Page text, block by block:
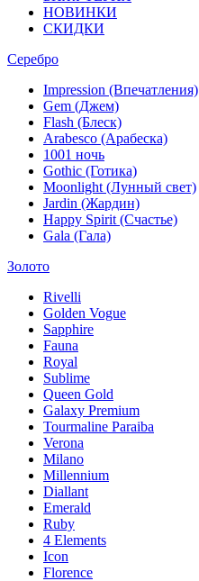
НОВИНКИ
СКИДКИ
Серебро
Impression (Впечатления)
Gem (Джем)
Flash (Блеск)
Arabesco (Арабеска)
1001 ночь
Gothic (Готика)
Moonlight (Лунный свет)
Jardin (Жардин)
Happy Spirit (Счастье)
Gala (Гала)
Золото
Rivelli
Golden Vogue
Sapphire
Fauna
Royal
Sublime
Queen Gold
Galaxy Premium
Tourmaline Paraiba
Verona
Milano
Millennium
Diallant
Emerald
Ruby
4 Elements
Icon
Florence